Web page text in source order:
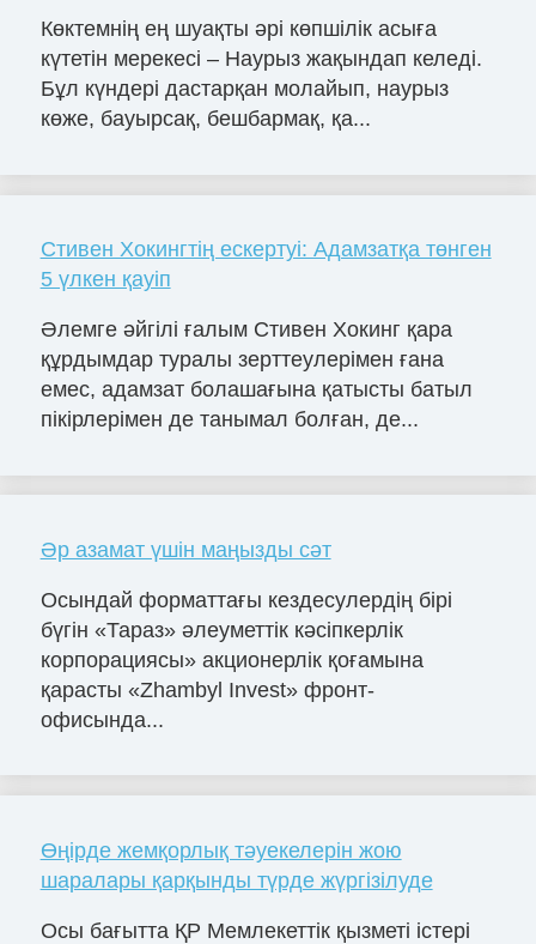
Көктемнің ең шуақты әрі көпшілік асыға
күтетін мерекесі – Наурыз жақындап келеді.
Бұл күндері дастарқан молайып, наурыз
көже, бауырсақ, бешбармақ, қа...
Стивен Хокингтің ескертуі: Адамзатқа төнген
5 үлкен қауіп
Әлемге әйгілі ғалым Стивен Хокинг қара
құрдымдар туралы зерттеулерімен ғана
емес, адамзат болашағына қатысты батыл
пікірлерімен де танымал болған, де...
Әр азамат үшін маңызды сәт
Осындай форматтағы кездесулердің бірі
бүгін «Тараз» әлеуметтік кәсіпкерлік
корпорациясы» акционерлік қоғамына
қарасты «Zhambyl Invest» фронт-
офисында...
Өңірде жемқорлық тәуекелерін жою
шаралары қарқынды түрде жүргізілуде
Осы бағытта ҚР Мемлекеттік қызметі істері